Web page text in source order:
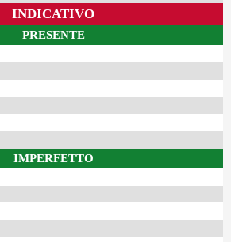
INDICATIVO
PRESENTE
IMPERFETTO